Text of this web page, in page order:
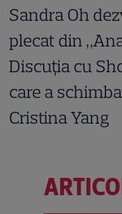
Sandra Oh
plecat din
Discuția cu
care a
Cristina Yang